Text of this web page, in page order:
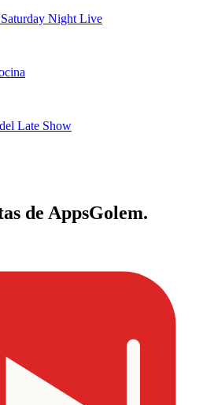
Saturday Night Live
Late Show
de AppsGolem.